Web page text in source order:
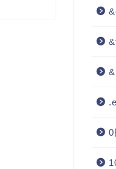
0